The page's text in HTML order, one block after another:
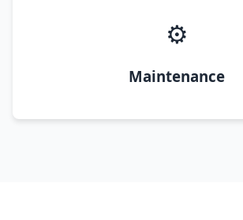
⚙️
Maintenance